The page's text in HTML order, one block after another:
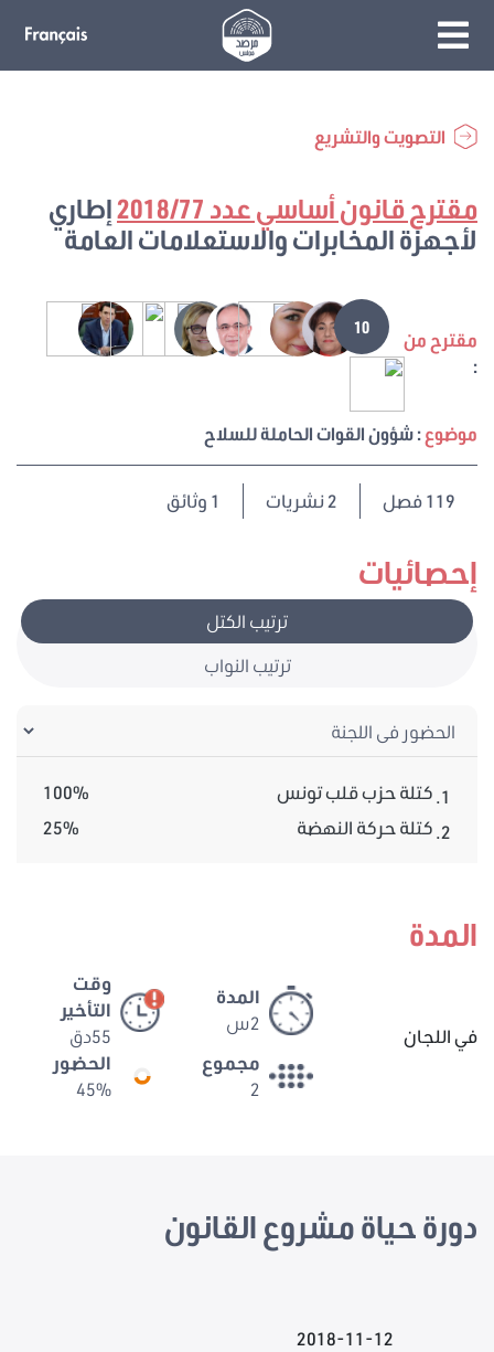
التصويت والتشريع
إحصائيات
ترتيب الكتل
ترتيب النواب
1. كتلة حزب قلب تونس
100%
2. كتلة حركة النهضة 25%
مقترح قانون أساسي عدد 2018/77
إطاري
لأجهزة المخابرات والاستعلامات العامة
مقترح من
:
10
موضوع: شؤون القوات الحاملة للسلاح
119فصل 2 نشريات 1 وثائق
المدة
في اللجان
المدة
2س
وقت
التأخير
55دق
مجموع
2
الحضور
45%
دورة حياة مشروع القانون
2018-11-12